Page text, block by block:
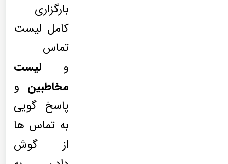
بارگزاری
کامل لیست
تماس
و لیست
مخاطبین و
پاسخ گویی
به تماس ها
از گوش